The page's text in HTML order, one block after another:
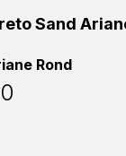
Rond